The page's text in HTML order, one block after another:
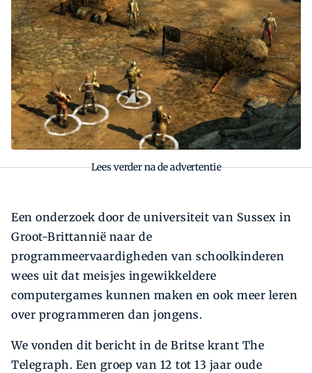
Lees verder na de advertentie
Een onderzoek door de universiteit van Sussex in
Groot-Brittannië naar de
programmeervaardigheden van schoolkinderen
wees uit dat meisjes ingewikkeldere
computergames kunnen maken en ook meer leren
over programmeren dan jongens.
We vonden dit bericht in de Britse krant The
Telegraph. Een groep van 12 tot 13 jaar oude